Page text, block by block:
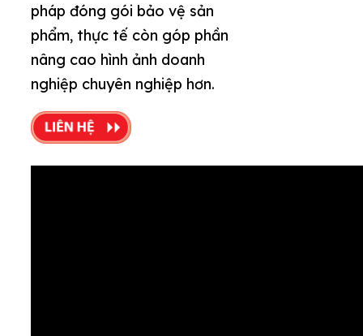
pháp đóng gói bảo vệ sản
phẩm, thực tế còn góp phần
nâng cao hình ảnh doanh
nghiệp chuyên nghiệp hơn.